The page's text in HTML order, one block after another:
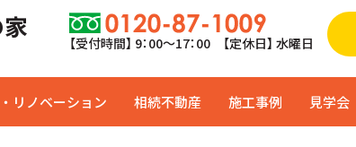
【受付時間】 9：00〜17：00 【定休日】 水曜日
リノベーション 相続不動産 施工事例 見学会